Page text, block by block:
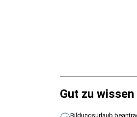
Gut zu wissen
Bildungsurlaub